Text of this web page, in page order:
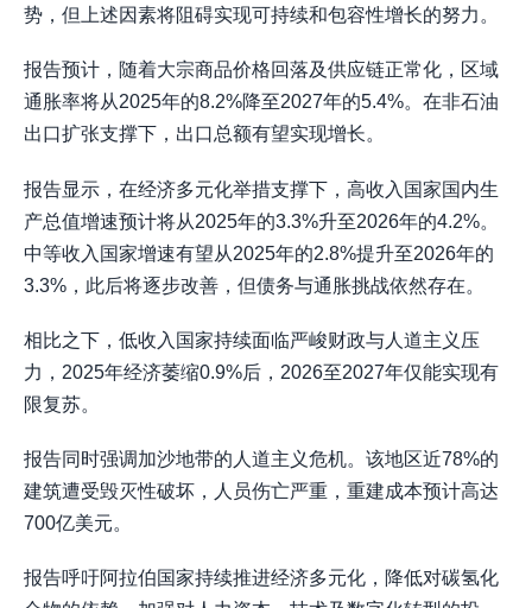
势，但上述因素将阻碍实现可持续和包容性增长的努力。
报告预计，随着大宗商品价格回落及供应链正常化，区域
通胀率将从2025年的8.2%降至2027年的5.4%。在非石油
出口扩张支撑下，出口总额有望实现增长。
报告显示，在经济多元化举措支撑下，高收入国家国内生
产总值增速预计将从2025年的3.3%升至2026年的4.2%。
中等收入国家增速有望从2025年的2.8%提升至2026年的
3.3%，此后将逐步改善，但债务与通胀挑战依然存在。
相比之下，低收入国家持续面临严峻财政与人道主义压
力，2025年经济萎缩0.9%后，2026至2027年仅能实现有
限复苏。
报告同时强调加沙地带的人道主义危机。该地区近78%的
建筑遭受毁灭性破坏，人员伤亡严重，重建成本预计高达
700亿美元。
报告呼吁阿拉伯国家持续推进经济多元化，降低对碳氢化